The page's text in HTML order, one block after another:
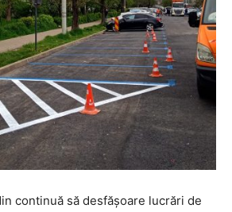
continuă să desfășoare lucrări de